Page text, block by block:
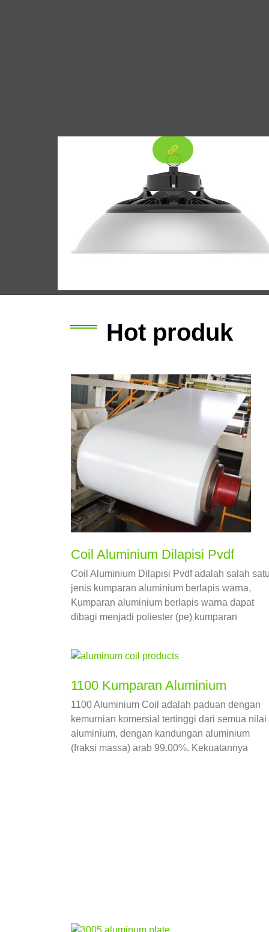
Hot produk
Coil Aluminium Dilapisi Pvdf
Coil Aluminium Dilapisi Pvdf adalah salah satu
jenis kumparan aluminium berlapis warna,
Kumparan aluminium berlapis warna dapat
dibagi menjadi poliester (pe) kumparan
rol epoksi.
1100 Kumparan Aluminium
1100 Aluminium Coil adalah paduan dengan
kemurnian komersial tertinggi dari semua nilai
aluminium, dengan kandungan aluminium
(fraksi massa) arab 99.00%. Kekuatannya